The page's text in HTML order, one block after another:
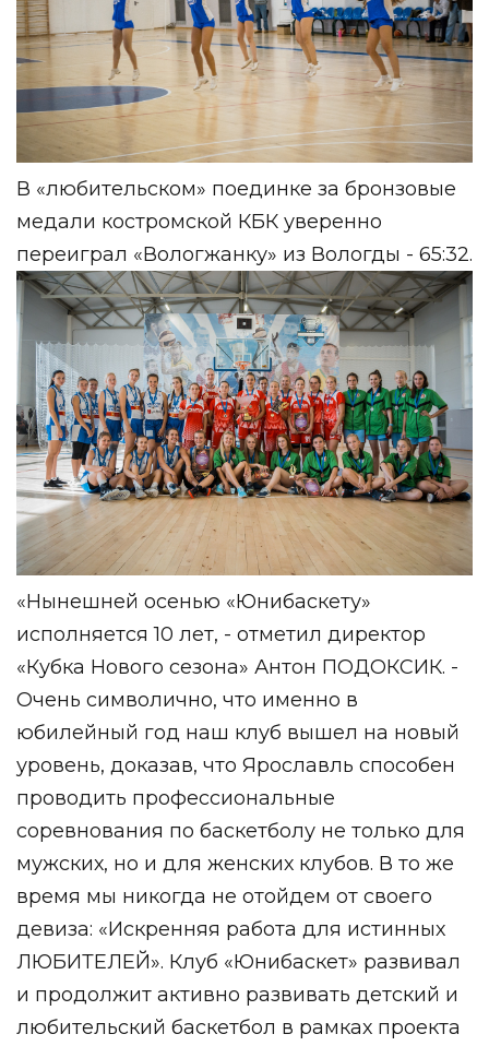
В «любительском» поединке за бронзовые
медали костромской КБК уверенно
переиграл «Вологжанку» из Вологды - 65:32.
«Нынешней осенью «Юнибаскету»
исполняется 10 лет, - отметил директор
«Кубка Нового сезона» Антон ПОДОКСИК. -
Очень символично, что именно в
юбилейный год наш клуб вышел на новый
уровень, доказав, что Ярославль способен
проводить профессиональные
соревнования по баскетболу не только для
мужских, но и для женских клубов. В то же
время мы никогда не отойдем от своего
девиза: «Искренняя работа для истинных
ЛЮБИТЕЛЕЙ». Клуб «Юнибаскет» развивал
и продолжит активно развивать детский и
любительский баскетбол в рамках проекта